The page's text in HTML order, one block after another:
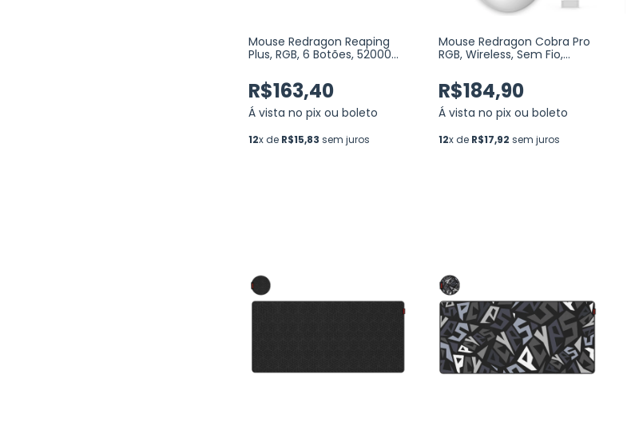
Mouse Redragon Reaping
Plus, RGB, 6 Botões, 52000
R$163,40
Á vista no pix ou boleto
12x de R$15,83 sem juros
Mouse Redragon Cobra Pro
RGB, Wireless, Sem Fio,
Programáveis, White
(M711W-PRO)
R$184,90
Á vista no pix ou boleto
12x de R$17,92 sem juros